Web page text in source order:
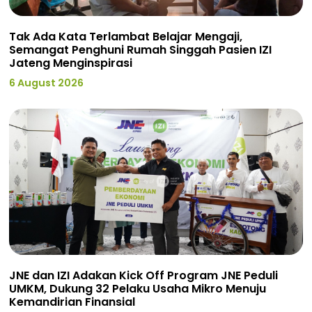
Tak Ada Kata Terlambat Belajar Mengaji,
Semangat Penghuni Rumah Singgah Pasien IZI
Jateng Menginspirasi
6 August 2026
JNE dan IZI Adakan Kick Off Program JNE Peduli
UMKM, Dukung 32 Pelaku Usaha Mikro Menuju
Kemandirian Finansial